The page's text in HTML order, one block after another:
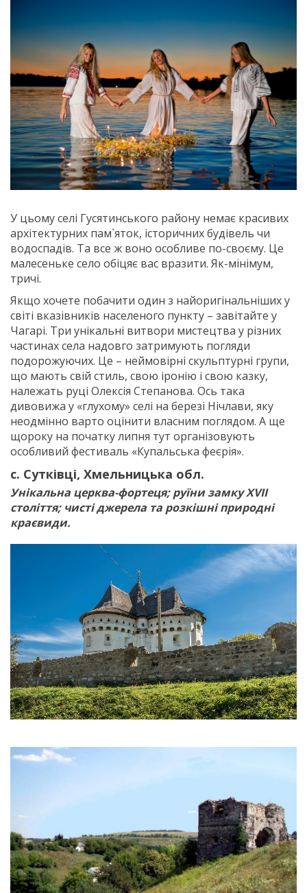
У цьому селі Гусятинського району немає красивих
архітектурних пам`яток, історичних будівель чи
водоспадів. Та все ж воно особливе по-своєму. Це
малесеньке село обіцяє вас вразити. Як-мінімум,
тричі.
Якщо хочете побачити один з найоригінальніших у
світі вказівників населеного пункту – завітайте у
Чагарі. Три унікальні витвори мистецтва у різних
частинах села надовго затримують погляди
подорожуючих. Це – неймовірні скульптурні групи,
що мають свій стиль, свою іронію і свою казку,
належать руці Олексія Степанова. Ось така
дивовижа у «глухому» селі на березі Нічлави, яку
неодмінно варто оцінити власним поглядом. А ще
щороку на початку липня тут організовують
особливий фестиваль «Купальська феєрія».
с. Сутківці, Хмельницька обл.
Унікальна церква-фортеця; руїни замку XVІІ
століття; чисті джерела та розкішні природні
краєвиди.